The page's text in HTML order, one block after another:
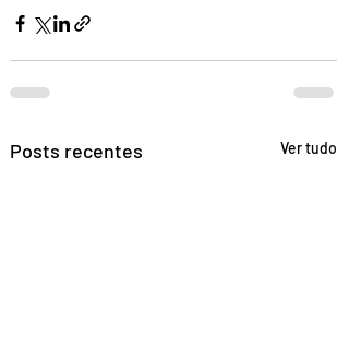
Posts recentes Ver tudo